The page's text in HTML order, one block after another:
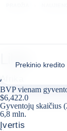
Prekinio
Libija
Afrika
BVP vienam
$6,422.0
Gyventojų skaičius
6,8 mln.
Įvertis